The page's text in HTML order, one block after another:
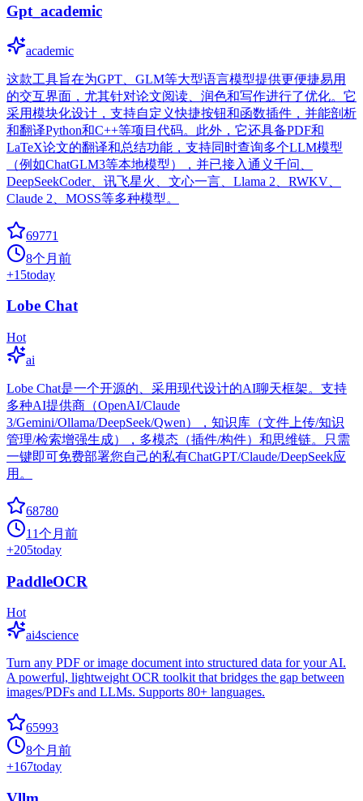
Gpt_academic
academic
这款工具旨在为GPT、GLM等大型语言模型提供更便捷易用
的交互界面，尤其针对论文阅读、润色和写作进行了优化。它
采用模块化设计，支持自定义快捷按钮和函数插件，并能剖析
和翻译Python和C++等项目代码。此外，它还具备PDF和
LaTeX论文的翻译和总结功能，支持同时查询多个LLM模型
（例如ChatGLM3等本地模型），并已接入通义千问、
DeepSeekCoder、讯飞星火、文心一言、Llama 2、RWKV、
Claude 2、MOSS等多种模型。
69771
8个月前
+15today
Lobe Chat
Hot
ai
Lobe Chat是一个开源的、采用现代设计的AI聊天框架。支持
多种AI提供商（OpenAI/Claude
3/Gemini/Ollama/DeepSeek/Qwen），知识库（文件上传/知识
管理/检索增强生成），多模态（插件/构件）和思维链。只需
一键即可免费部署您自己的私有ChatGPT/Claude/DeepSeek应
用。
68780
11个月前
+205today
PaddleOCR
Hot
ai4science
Turn any PDF or image document into structured data for your AI.
A powerful, lightweight OCR toolkit that bridges the gap between
images/PDFs and LLMs. Supports 80+ languages.
65993
8个月前
+167today